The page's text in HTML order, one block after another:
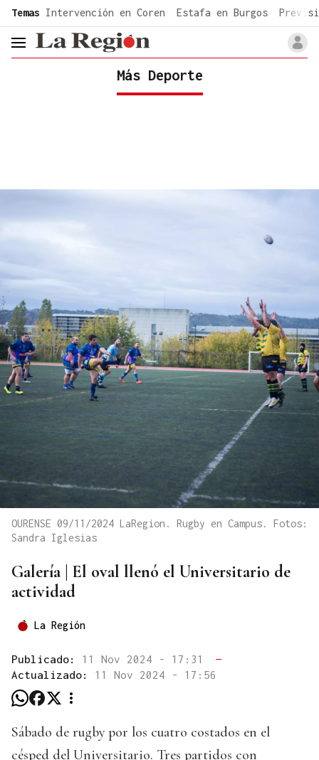
common.go-to-content
Temas Intervención en Coren Estafa en Burgos
header.menu.open
Más Deporte
OURENSE 09/11/2024 LaRegion. Rugby en Campus. Fotos:
Sandra Iglesias
Galería | El oval llenó el Universitario de
actividad
La Región
Publicado: 11 Nov 2024 - 17:31
—
Actualizado: 11 Nov 2024 - 17:56
Sábado de rugby por los cuatro costados en el
césped del Universitario. Tres partidos con